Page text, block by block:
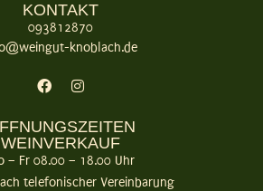
KONTAKT
093812870
knoblach.de
WEINVERKAUF
– Fr 08.00 – 18.00 Uhr
telefonischer Vereinbarung